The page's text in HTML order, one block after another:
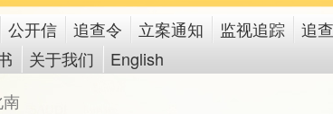
公开信 追查令 立案通知 监视追踪 追
关于我们 English